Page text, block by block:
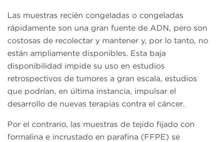
Las muestras recién congeladas o congeladas
rápidamente son una gran fuente de ADN, pero son
costosas de recolectar y mantener y, por lo tanto, no
están ampliamente disponibles. Esta baja
disponibilidad impide su uso en estudios
retrospectivos de tumores a gran escala, estudios
que podrían, en última instancia, impulsar el
desarrollo de nuevas terapias contra el cáncer.
Por el contrario, las muestras de tejido fijado con
formalina e incrustado en parafina (FFPE) se